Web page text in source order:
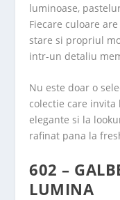
luminoase,
Fiecare culoare
stare si propriul
intr-un detaliu
Nu este doar o
colectie care
elegante si la
rafinat pana la
602 –
LUMINA